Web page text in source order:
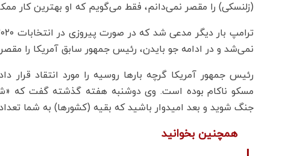
(زلنسکی) را مقصر نمی‌دانم، فقط می‌گویم که او بهترین کار
نمی‌شد و در ادامه جو بایدن، رئیس جمهور سابق آمریکا را
رئیس جمهور آمریکا گرچه بارها روسیه را مورد انتقاد قرار
جنگ شوید و بعد امیدوار باشید که بقیه (کشورها) به شما
همچنین بخوانید